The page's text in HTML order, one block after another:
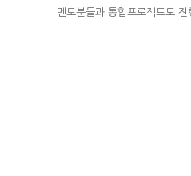
멘토분들과 통합프로젝트도